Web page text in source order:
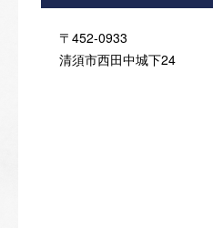
〒452-0933
清須市西田中城下24